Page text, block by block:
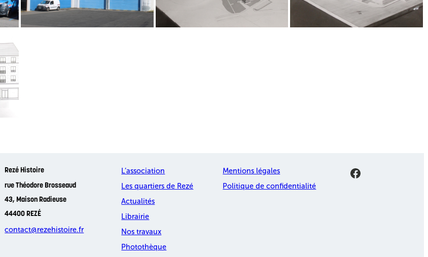
Rezé Histoire
rue Théodore Brosseaud
43, Maison Radieuse
44400 REZÉ
contact@rezehistoire.fr
L’association
Les quartiers de Rezé
Actualités
Librairie
Nos travaux
Photothèque
Mentions légales
Politique de confidentialité
Facebook